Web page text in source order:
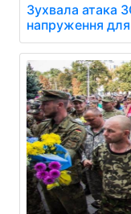
Зухвала атака
напруження